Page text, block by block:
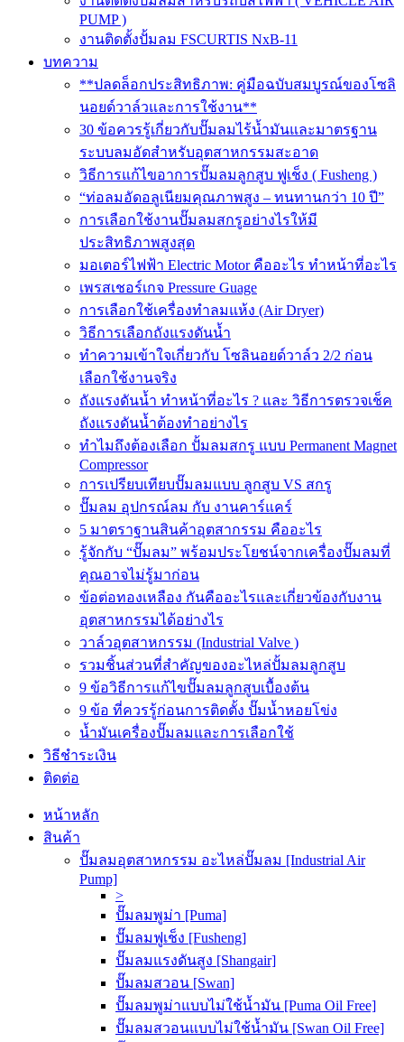
PUMP )
งานติดตั้งปั้มลม FSCURTIS NxB-11
บทความ
**ปลดล็อกประสิทธิภาพ: คู่มือฉบับสมบูรณ์ของโซลิ
นอยด์วาล์วและการใช้งาน**
30 ข้อควรรู้เกี่ยวกับปั๊มลมไร้น้ำมันและมาตรฐาน
ระบบลมอัดสำหรับอุตสาหกรรมสะอาด
วิธีการแก้ไขอาการปั๊มลมลูกสูบ ฟูเช็ง ( Fusheng )
“ท่อลมอัดอลูเนียมคุณภาพสูง – ทนทานกว่า 10 ปี”
การเลือกใช้งานปั๊มลมสกรูอย่างไรให้มี
ประสิทธิภาพสูงสุด
มอเตอร์ไฟฟ้า Electric Motor คืออะไร ทำหน้าที่อะไร
เพรสเชอร์เกจ Pressure Guage
การเลือกใช้เครื่องทำลมแห้ง (Air Dryer)
วิธีการเลือกถังแรงดันน้ำ
ทำความเข้าใจเกี่ยวกับ โซลินอยด์วาล์ว 2/2 ก่อน
เลือกใช้งานจริง
ถังแรงดันน้ำ ทำหน้าที่อะไร ? และ วิธีการตรวจเช็ค
ถังแรงดันน้ำต้องทำอย่างไร
ทำไมถึงต้องเลือก ปั้มลมสกรู แบบ Permanent Magnet
Compressor
การเปรียบเทียบปั๊มลมแบบ ลูกสูบ VS สกรู
ปั๊มลม อุปกรณ์ลม กับ งานคาร์แคร์
5 มาตราฐานสินค้าอุตสากรรม คืออะไร
รู้จักกับ “ปั๊มลม” พร้อมประโยชน์จากเครื่องปั๊มลมที่
คุณอาจไม่รู้มาก่อน
ข้อต่อทองเหลือง กันคืออะไรและเกี่ยวข้องกับงาน
อุตสาหกรรมได้อย่างไร
วาล์วอุตสาหกรรม (Industrial Valve )
รวมชิ้นส่วนที่สำคัญของอะไหล่ปั้มลมลูกสูบ
9 ข้อวิธีการแก้ไขปั๊มลมลูกสูบเบื้องต้น
9 ข้อ ที่ควรรู้ก่อนการติดตั้ง ปั๊มน้ำหอยโข่ง
น้ำมันเครื่องปั๊มลมและการเลือกใช้
วิธีชำระเงิน
ติดต่อ
หน้าหลัก
สินค้า
ปั๊มลมอุตสาหกรรม อะไหล่ปั๊มลม [Industrial Air
Pump]
>
ปั๊มลมพูม่า [Puma]
ปั๊มลมฟูเช็ง [Fusheng]
ปั๊มลมแรงดันสูง [Shangair]
ปั๊มลมสวอน [Swan]
ปั๊มลมพูม่าแบบไม่ใช้น้ำมัน [Puma Oil Free]
ปั๊มลมสวอนแบบไม่ใช้น้ำมัน [Swan Oil Free]